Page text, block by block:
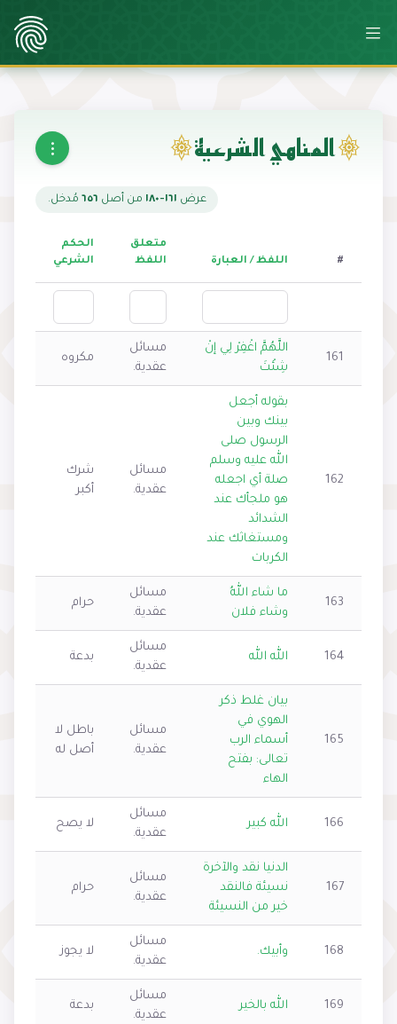
المناهي الشرعية
عرض ١٦١-١٨٠ من أصل ٦٥٦ مُدخل.
# اللفظ / العبارة
متعلق
اللفظ
الحكم
الشرعي
161
اللَّهُمَّ اغْفِرْ لِي إنْ
شِئْتَ
مسائل
عقدية.
مكروه
162
بقوله أجعل
بينك وبين
الرسول صلى
الله عليه وسلم
صلة أي اجعله
هو ملجأك عند
الشدائد
ومستغاثك عند
الكربات
مسائل
عقدية.
شرك
أكبر
163
ما شاء اللهُ
وشاء فلان
مسائل
عقدية.
حرام
164 الله الله
مسائل
عقدية.
بدعة
165
بيان غلط ذكر
الهوي في
أسماء الرب
تعالى: بفتح
الهاء
مسائل
عقدية.
باطل لا
أصل له
166 الله كبير
مسائل
عقدية.
لا يصح
167
الدنيا نقد والآخرة
نسيئة فالنقد
خير من النسيئة
مسائل
عقدية.
حرام
168 وأبيك.
مسائل
عقدية.
لا يجوز
169 الله بالخير
مسائل
عقدية.
بدعة